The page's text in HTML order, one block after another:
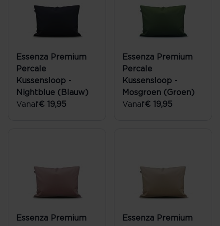
Essenza Premium
Percale
Kussensloop -
Nightblue (Blauw)
Vanaf€ 19,95
Essenza Premium
Percale
Kussensloop -
Mosgroen (Groen)
Vanaf€ 19,95
Essenza Premium
Essenza Premium